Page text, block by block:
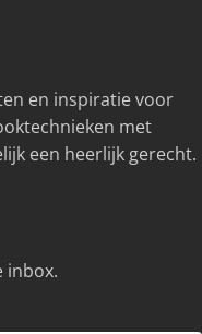
en inspiratie voor
met
een heerlijk gerecht.
inbox.